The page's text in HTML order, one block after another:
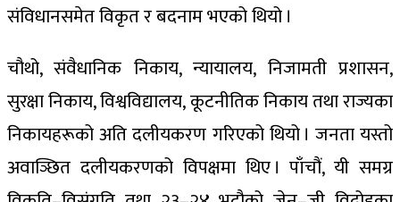
संविधानसमेत विकृत र बदनाम भएको थियो ।
चौथो, संवैधानिक निकाय, न्यायालय, निजामती प्रशासन,
सुरक्षा निकाय, विश्वविद्यालय, कूटनीतिक निकाय तथा राज्यका
निकायहरूको अति दलीयकरण गरिएको थियो । जनता यस्तो
अवाञ्छित दलीयकरणको विपक्षमा थिए । पाँचौं, यी समग्र